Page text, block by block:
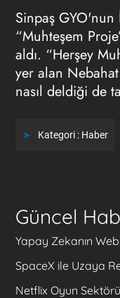
Sinpaş GYO'nun
“Muhteşem
aldı. “Herşey
yer alan
nasıl deldiği de
Kategori : Haber
Güncel
Yapay Zekanın
SpaceX ile Uzaya
Netflix Oyun